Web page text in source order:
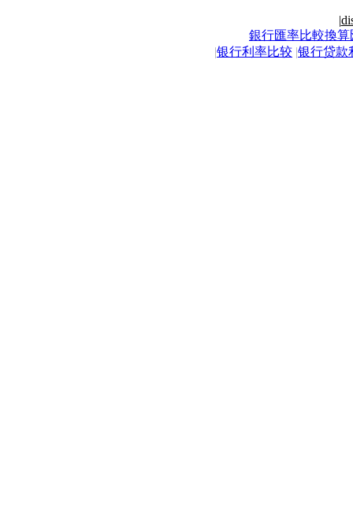
|
銀行匯率比較換算
|银行利率比较 |银行贷款